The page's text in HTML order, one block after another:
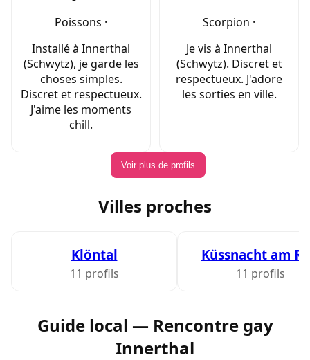
Poissons ·
Installé à Innerthal
(Schwytz), je garde les
choses simples.
Discret et respectueux.
J'aime les moments
chill.
Scorpion ·
Je vis à Innerthal
(Schwytz). Discret et
respectueux. J'adore
les sorties en ville.
Voir plus de profils
Villes proches
Klöntal
11 profils
Küssnacht am
11 profils
Guide local — Rencontre gay
Innerthal